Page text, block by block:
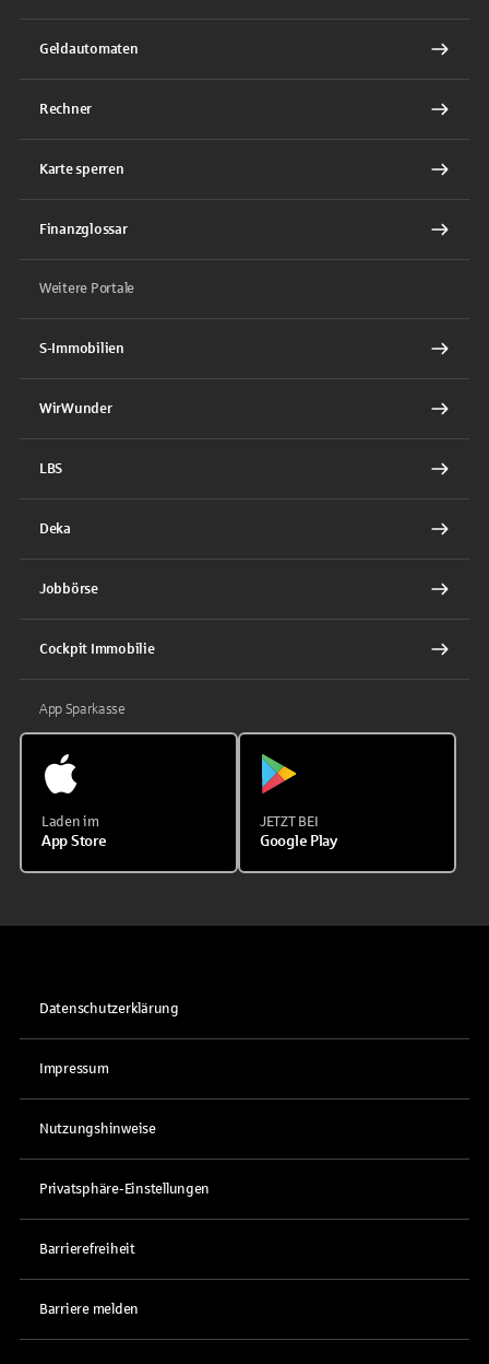
Geldautomaten
Rechner
Karte sperren
Finanzglossar
Weitere Portale
S-Immobilien
WirWunder
LBS
Deka
Jobbörse
Cockpit Immobilie
App Sparkasse
Laden im
App Store
JETZT BEI
Google Play
Datenschutzerklärung
Impressum
Nutzungshinweise
Privatsphäre-Einstellungen
Barrierefreiheit
Barriere melden